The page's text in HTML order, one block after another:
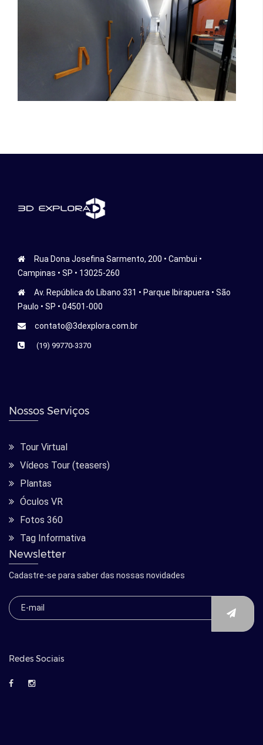
Rua Dona Josefina Sarmento, 200 • Cambui •
Campinas • SP • 13025-260
Av. República do Líbano 331 • Parque Ibirapuera • São
Paulo • SP • 04501-000
contato@3dexplora.com.br
(19) 99770-3370
Nossos Serviços
Tour Virtual
Vídeos Tour (teasers)
Plantas
Óculos VR
Fotos 360
Tag Informativa
Newsletter
Cadastre-se para saber das nossas novidades
Redes Sociais